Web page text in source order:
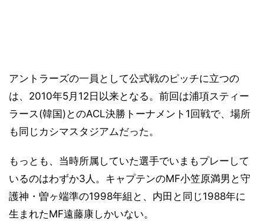
アントラーズの一員として公式戦のピッチに立つの
は、2010年5月12日以来となる。前回は浦項スティー
ラース(韓国)とのACL決勝トーナメント1回戦で、場所
も同じカシマスタジアムだった。
もっとも、当時所属していた選手でいまもプレーして
いるのはわずか3人。キャプテンのMF小笠原満男と守
護神・曽ヶ端準の1998年組と、内田と同じ1988年に
生まれたMF遠藤康しかいない。